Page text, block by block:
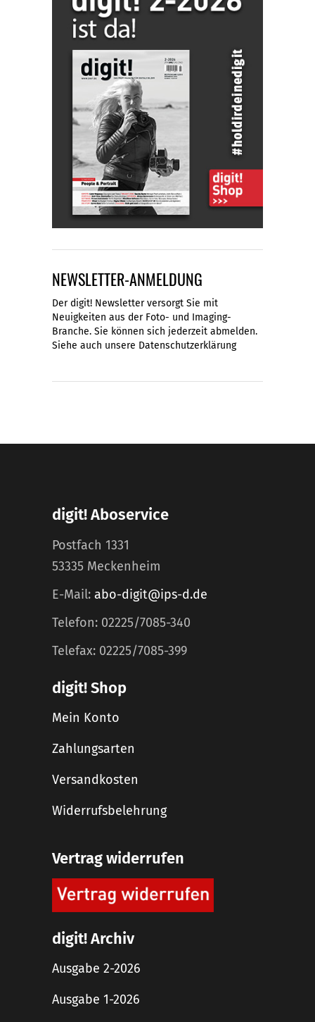
NEWSLETTER-ANMELDUNG
Der digit! Newsletter versorgt Sie mit
Neuigkeiten aus der Foto- und Imaging-
Branche. Sie können sich jederzeit abmelden.
Siehe auch unsere Datenschutzerklärung
digit! Aboservice
Postfach 1331
53335 Meckenheim
E-Mail: abo-digit@ips-d.de
Telefon: 02225/7085-340
Telefax: 02225/7085-399
digit! Shop
Mein Konto
Zahlungsarten
Versandkosten
Widerrufsbelehrung
Vertrag widerrufen
digit! Archiv
Ausgabe 2-2026
Ausgabe 1-2026